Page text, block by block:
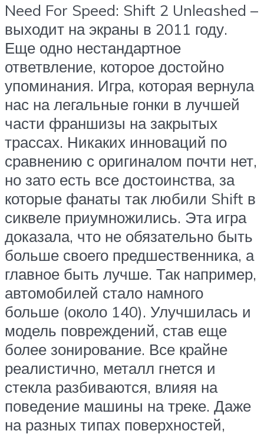
Need For Speed: Shift 2 Unleashed –
выходит на экраны в 2011 году.
Еще одно нестандартное
ответвление, которое достойно
упоминания. Игра, которая вернула
нас на легальные гонки в лучшей
части франшизы на закрытых
трассах. Никаких инноваций по
сравнению с оригиналом почти нет,
но зато есть все достоинства, за
которые фанаты так любили Shift в
сиквеле приумножились. Эта игра
доказала, что не обязательно быть
больше своего предшественника, а
главное быть лучше. Так например,
автомобилей стало намного
больше (около 140). Улучшилась и
модель повреждений, став еще
более зонирование. Все крайне
реалистично, металл гнется и
стекла разбиваются, влияя на
поведение машины на треке. Даже
на разных типах поверхностей,